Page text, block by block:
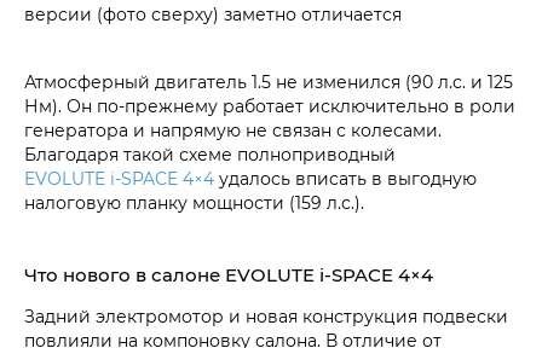
версии (фото сверху) заметно отличается
Атмосферный двигатель 1.5 не изменился (90 л.с. и 125
Нм). Он по-прежнему работает исключительно в роли
генератора и напрямую не связан с колесами.
Благодаря такой схеме полноприводный
EVOLUTE i‑SPACE 4×4 удалось вписать в выгодную
налоговую планку мощности (159 л.с.).
Что нового в салоне EVOLUTE i‑SPACE 4×4
Задний электромотор и новая конструкция подвески
повлияли на компоновку салона. В отличие от